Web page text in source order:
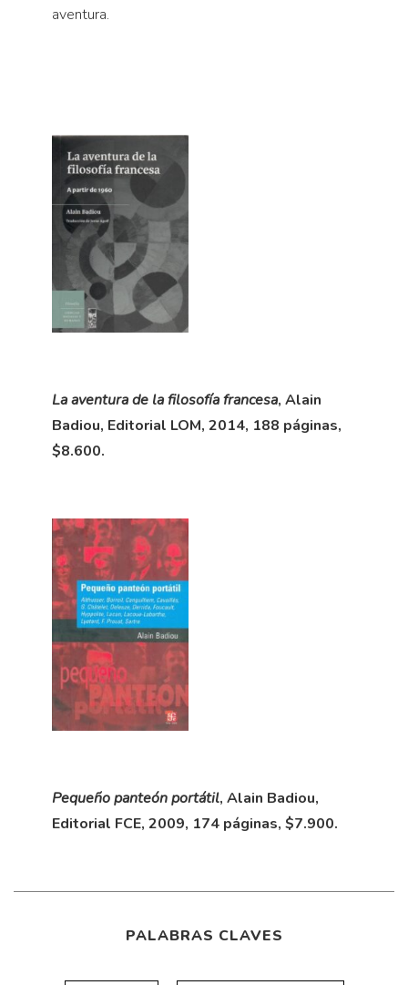
aventura.
La aventura de la filosofía francesa, Alain
Badiou, Editorial LOM, 2014, 188 páginas,
$8.600.
Pequeño panteón portátil, Alain Badiou,
Editorial FCE, 2009, 174 páginas, $7.900.
PALABRAS CLAVES